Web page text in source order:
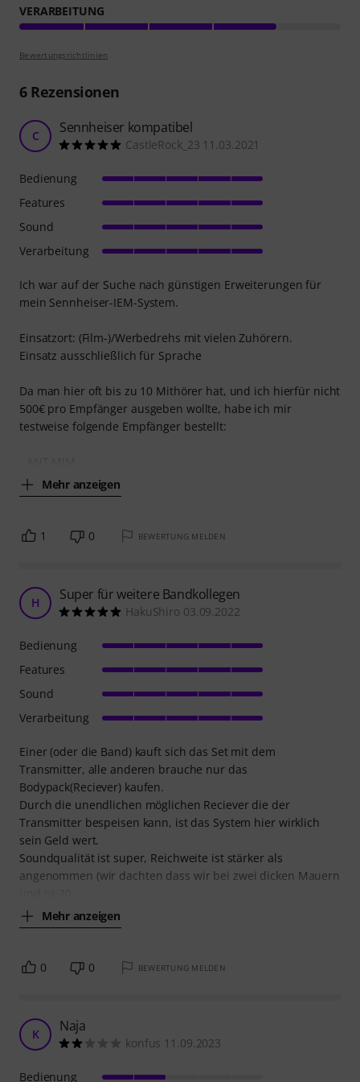
VERARBEITUNG
Bewertungsrichtlinien
6Rezensionen
C Sennheiser kompatibel
CastleRock_23 11.03.2021
Ich war auf der Suche nach günstigen Erweiterungen für
mein Sennheiser-IEM-System.
Einsatzort: (Film-)/Werbedrehs mit vielen Zuhörern.
Einsatz ausschließlich für Sprache
Da man hier oft bis zu 10 Mithörer hat, und ich hierfür nicht
500€ pro Empfänger ausgeben wollte, habe ich mir
testweise folgende Empfänger bestellt:
Mehr anzeigen
Bedienung
Features
Sound
Verarbeitung
1 0 BEWERTUNG MELDEN
H Super für weitere Bandkollegen
HakuShiro 03.09.2022
Einer (oder die Band) kauft sich das Set mit dem
Transmitter, alle anderen brauche nur das
Bodypack(Reciever) kaufen.
Durch die unendlichen möglichen Reciever die der
Transmitter bespeisen kann, ist das System hier wirklich
sein Geld wert.
Soundqualität ist super, Reichweite ist stärker als
angenommen (wir dachten dass wir bei zwei dicken Mauern
Mehr anzeigen
Bedienung
Features
Sound
Verarbeitung
0 0 BEWERTUNG MELDEN
K Naja
konfus 11.09.2023
Bedienung